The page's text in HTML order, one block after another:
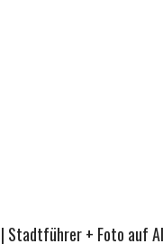
| Stadtführer + Foto auf